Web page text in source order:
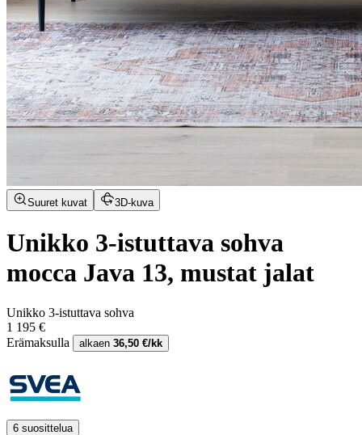
Suuret kuvat 3D-kuva
Unikko 3-istuttava sohva
mocca Java 13, mustat jalat
Unikko 3-istuttava sohva
1 195 €
Erämaksulla
alkaen 36,50 €/kk
6 suosittelua